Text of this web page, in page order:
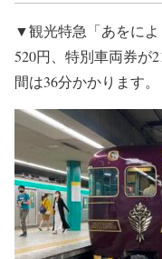
▼観光特急「あをに
520円、特別車両券が
間は36分かかります。